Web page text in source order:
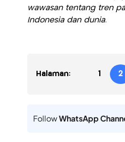
wawasan tentang tren
Indonesia dan dunia.
Halaman: 1 2
FollowWhatsApp